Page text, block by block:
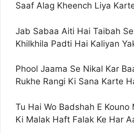
Saaf Alag Kheench Liya
Jab Sabaa Aiti Hai Taibah
Khilkhila Padti Hai Kaliyan
Phool Jaama Se Nikal Kar
Rukhe Rangi Ki Sana Karte
Tu Hai Wo Badshah E Kouno
Ki Malak Haft Falak Ke Har